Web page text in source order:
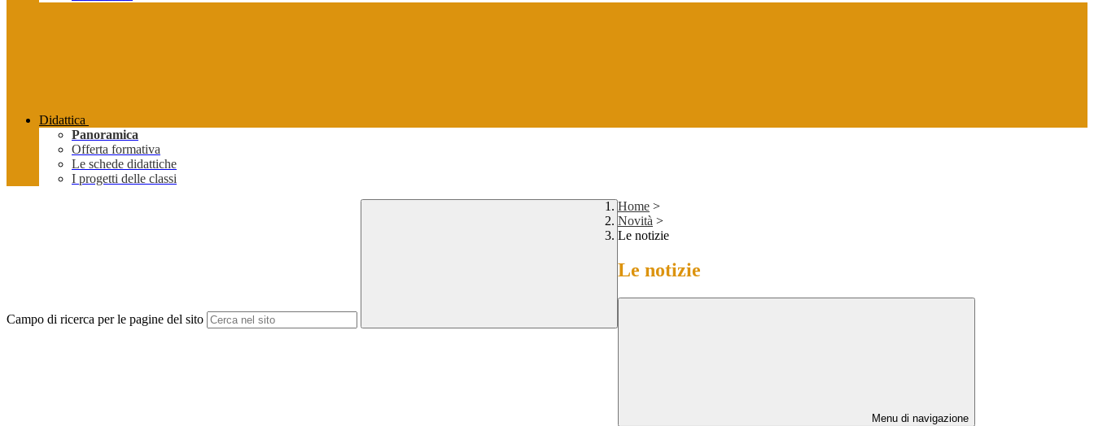
Didattica
Panoramica
Offerta formativa
Le schede didattiche
I progetti delle classi
Campo di ricerca per le pagine del sito
Home >
Novità >
Le notizie
Le notizie
Menu di navigazione